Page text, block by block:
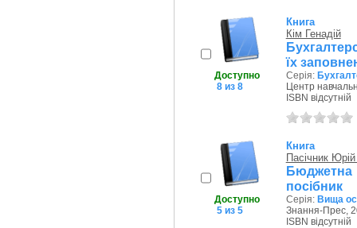
Доступно
8 из 8
Книга
Кім Генадій
їх
Серія:
Центр
ISBN відсутній
Доступно
5 из 5
Книга
Пасічник
Бюджетна
посібник
Серія: Вища
Знання-Прес,
ISBN відсутній